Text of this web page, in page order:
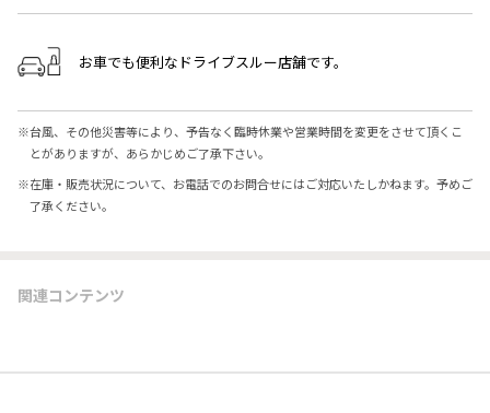
お車でも便利なドライブスルー店舗です。
※台風、その他災害等により、予告なく臨時休業や営業時間を変更をさせて頂くこ
とがありますが、あらかじめご了承下さい。
※在庫・販売状況について、お電話でのお問合せにはご対応いたしかねます。予めご
了承ください。
関連コンテンツ